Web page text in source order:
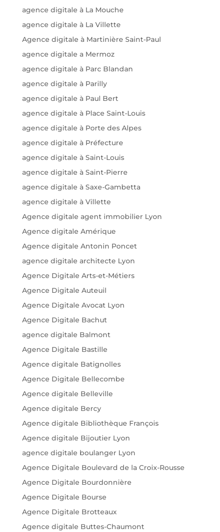
agence digitale à La Mouche
agence digitale à La Villette
Agence digitale à Martinière Saint-Paul
agence digitale a Mermoz
agence digitale à Parc Blandan
agence digitale à Parilly
agence digitale à Paul Bert
agence digitale à Place Saint-Louis
agence digitale à Porte des Alpes
agence digitale à Préfecture
agence digitale à Saint-Louis
agence digitale à Saint-Pierre
agence digitale à Saxe-Gambetta
agence digitale à Villette
Agence digitale agent immobilier Lyon
Agence digitale Amérique
Agence digitale Antonin Poncet
agence digitale architecte Lyon
Agence Digitale Arts-et-Métiers
Agence Digitale Auteuil
Agence Digitale Avocat Lyon
Agence Digitale Bachut
agence digitale Balmont
Agence Digitale Bastille
Agence digitale Batignolles
Agence Digitale Bellecombe
Agence digitale Belleville
Agence digitale Bercy
Agence digitale Bibliothèque François
Agence digitale Bijoutier Lyon
agence digitale boulanger Lyon
Agence Digitale Boulevard de la Croix-Rousse
Agence Digitale Bourdonnière
Agence Digitale Bourse
Agence Digitale Brotteaux
Agence digitale Buttes-Chaumont